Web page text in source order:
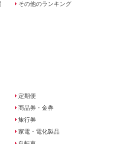
その他のランキング
定期便
商品券・金券
旅行券
家電・電化製品